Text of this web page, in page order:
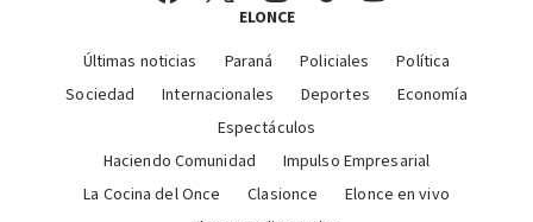
ELONCE
Últimas noticias Paraná Policiales
Política
Sociedad
Internacionales Deportes
Economía
Espectáculos
Haciendo Comunidad
Impulso Empresarial
La Cocina del Once
Clasionce
Elonce en vivo